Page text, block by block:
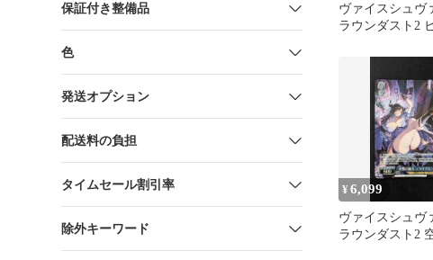
保証付き整備品
色
発送オプション
配送料の負担
タイムセール割引率
除外キーワード
ヴァイスシュヴ
ラウンダスト2
¥6,099
ヴァイスシュヴ
ラウンダスト2